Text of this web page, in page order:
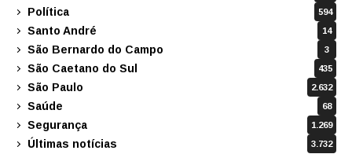
Política 594
Santo André 14
São Bernardo do Campo 3
São Caetano do Sul 435
São Paulo 2.632
Saúde 68
Segurança 1.269
Últimas notícias 3.732